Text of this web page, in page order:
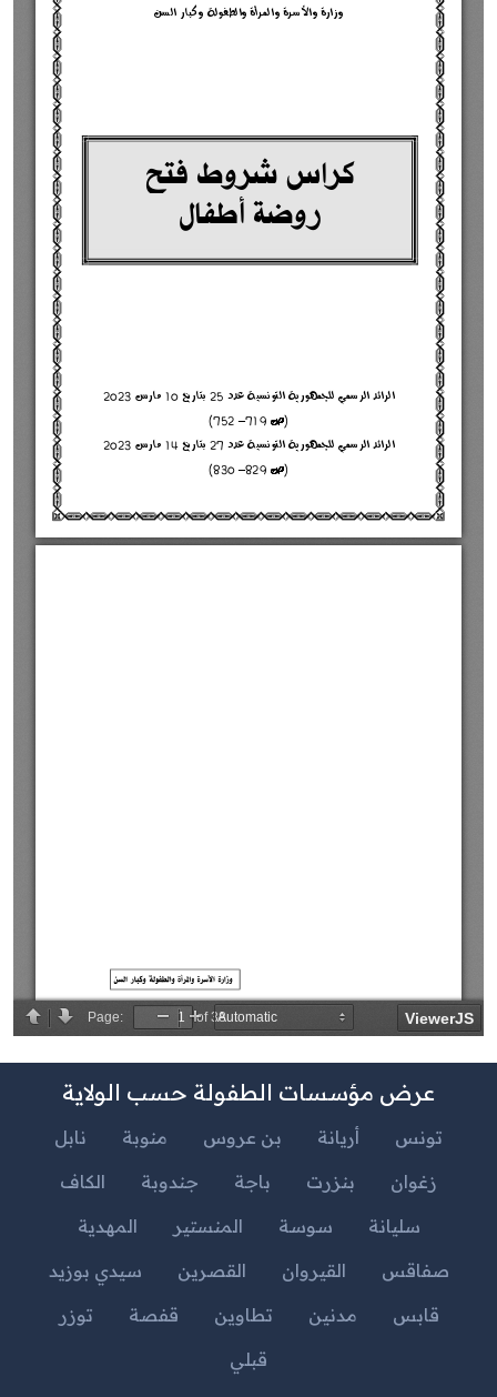
عرض مؤسسات الطفولة حسب الولاية
تونس أريانة بن عروس منوبة
نابل
زغوان
بنزرت باجة جندوبة
الكاف
سليانة
سوسة المنستير
المهدية
صفاقس
القيروان القصرين
سيدي بوزيد
قابس
مدنين تطاوين قفصة
توزر
قبلي